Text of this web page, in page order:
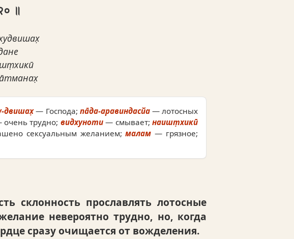
॥
двишах̣— Господа; па̄да-аравиндасйа— лотосных
трудно; видхуноти— смывает;наишт̣хикӣ
сексуальным желанием;малам — грязное;
склонность прославлять лотосные
невероятно трудно, но, когда
сразу очищается от вожделения.